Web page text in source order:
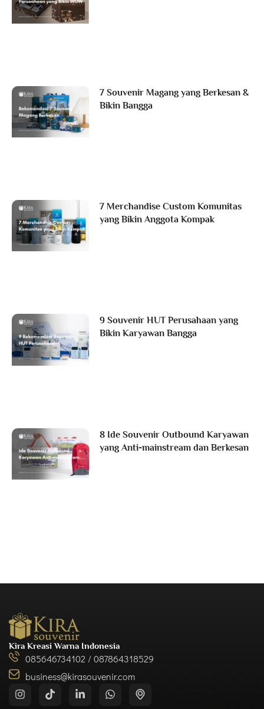
7 Souvenir Magang yang Berkesan &
Bikin Bangga
7 Merchandise Custom Komunitas
yang Bikin Anggota Kompak
9 Souvenir HUT Perusahaan yang
Bikin Karyawan Bangga
8 Ide Souvenir Outbound Karyawan
yang Anti-mainstream dan Berkesan
Kira Kreasi Warna Indonesia
085646734102 / 087864318529
business@kirasouvenir.com